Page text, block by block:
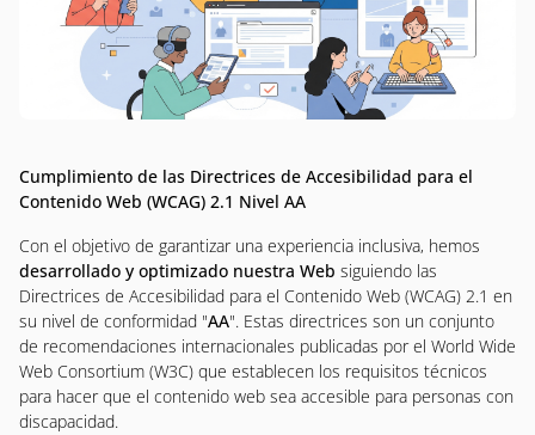
Cumplimiento de las Directrices de Accesibilidad para el
Contenido Web (WCAG) 2.1 Nivel AA
Con el objetivo de garantizar una experiencia inclusiva, hemos
desarrollado y optimizado nuestra Web siguiendo las
Directrices de Accesibilidad para el Contenido Web (WCAG) 2.1 en
su nivel de conformidad "AA". Estas directrices son un conjunto
de recomendaciones internacionales publicadas por el World Wide
Web Consortium (W3C) que establecen los requisitos técnicos
para hacer que el contenido web sea accesible para personas con
discapacidad.